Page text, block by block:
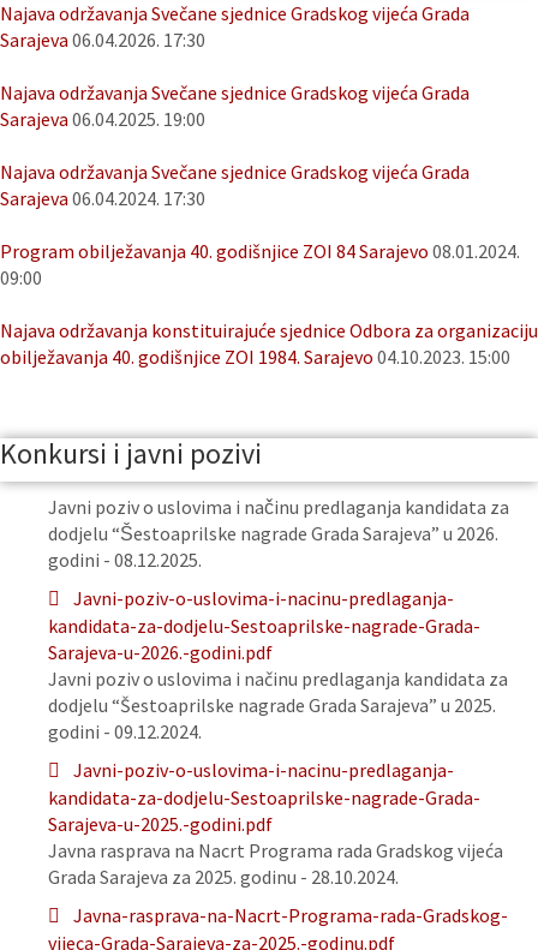
Najava održavanja Svečane sjednice Gradskog vijeća Grada
Sarajeva 06.04.2026. 17:30
Najava održavanja Svečane sjednice Gradskog vijeća Grada
Sarajeva 06.04.2025. 19:00
Najava održavanja Svečane sjednice Gradskog vijeća Grada
Sarajeva 06.04.2024. 17:30
Program obilježavanja 40. godišnjice ZOI 84 Sarajevo 08.01.2024.
09:00
Najava održavanja konstituirajuće sjednice Odbora za organizaciju
obilježavanja 40. godišnjice ZOI 1984. Sarajevo 04.10.2023. 15:00
Konkursi i javni pozivi
Javni poziv o uslovima i načinu predlaganja kandidata za
dodjelu “Šestoaprilske nagrade Grada Sarajeva” u 2026.
godini - 08.12.2025.
Javni-poziv-o-uslovima-i-nacinu-predlaganja-
kandidata-za-dodjelu-Sestoaprilske-nagrade-Grada-
Sarajeva-u-2026.-godini.pdf
Javni poziv o uslovima i načinu predlaganja kandidata za
dodjelu “Šestoaprilske nagrade Grada Sarajeva” u 2025.
godini - 09.12.2024.
Javni-poziv-o-uslovima-i-nacinu-predlaganja-
kandidata-za-dodjelu-Sestoaprilske-nagrade-Grada-
Sarajeva-u-2025.-godini.pdf
Javna rasprava na Nacrt Programa rada Gradskog vijeća
Grada Sarajeva za 2025. godinu - 28.10.2024.
Javna-rasprava-na-Nacrt-Programa-rada-Gradskog-
vijeca-Grada-Sarajeva-za-2025.-godinu.pdf